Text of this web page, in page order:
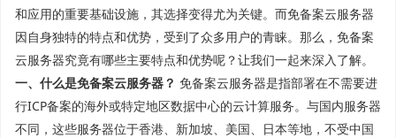
和应用的重要基础设施，其选择变得尤为关键。而免备案云服务器
因自身独特的特点和优势，受到了众多用户的青睐。那么，免备案
云服务器究竟有哪些主要特点和优势呢？让我们一起来深入了解。
一、什么是免备案云服务器？ 免备案云服务器是指部署在不需要进
行ICP备案的海外或特定地区数据中心的云计算服务。与国内服务器
不同，这些服务器位于香港、新加坡、美国、日本等地，不受中国